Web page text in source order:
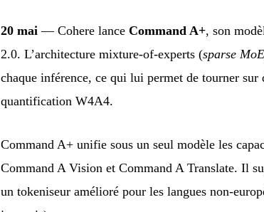
20 mai — Cohere lance Command A+, son
2.0. L’architecture mixture-of-experts (sparse MoE
chaque inférence, ce qui lui permet de tourner
quantification W4A4.
Command A+ unifie sous un seul modèle les
Command A Vision et Command A Translate. Il
un tokeniseur amélioré pour les langues non-